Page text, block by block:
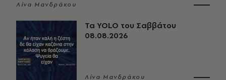
Λίνα Μανδράκου
Τα YOLO του Σαββάτου
08.08.2026
Λίνα Μανδράκου